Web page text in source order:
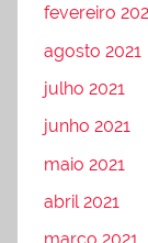
fevereiro
agosto 2021
julho 2021
junho 2021
maio 2021
abril 2021